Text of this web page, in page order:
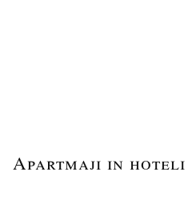
Apartmaji in hoteli